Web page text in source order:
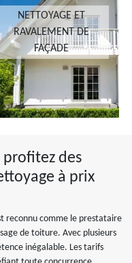
NETTOYAGE ET
RAVALEMENT DE
FAÇADE
profitez des
à prix
reconnu comme le prestataire
de toiture. Avec plusieurs
inégalable. Les tarifs